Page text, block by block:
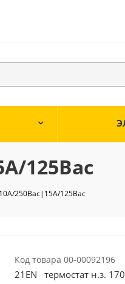
125Вac
10А/250Вac|15А/125Вac
Код товара 00-00092196
21EN термостат н.з.